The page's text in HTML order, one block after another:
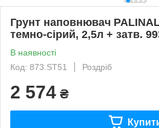
Грунт наповнювач
темно-сірий, 2,5л + затв.
В наявності
Код: 873.ST51
Роздріб
2 574 ₴